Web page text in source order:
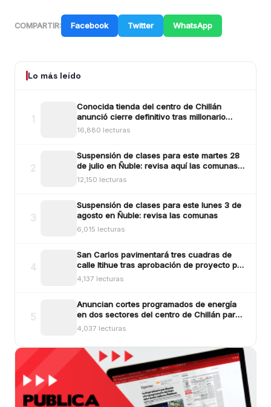
COMPARTIR: Facebook Twitter WhatsApp
Lo más leído
Conocida tienda del centro de Chillán
anunció cierre definitivo tras millonario
robo ocurrido la madrugada del reciente
lunes
16,880 lecturas
Suspensión de clases para este martes 28
de julio en Ñuble: revisa aquí las comunas y
sectores
12,150 lecturas
Suspensión de clases para este lunes 3 de
agosto en Ñuble: revisa las comunas
6,015 lecturas
San Carlos pavimentará tres cuadras de
calle Itihue tras aprobación de proyecto por
más de $554 millones
4,137 lecturas
Anuncian cortes programados de energía
en dos sectores del centro de Chillán para
este viernes
4,037 lecturas